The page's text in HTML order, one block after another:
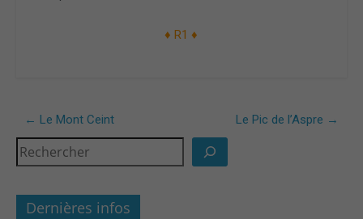
♦ R1 ♦
← Le Mont Ceint Le Pic de l’Aspre →
Dernières infos